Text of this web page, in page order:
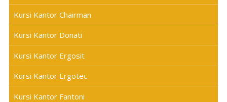
Kursi Kantor Chairman
Kursi Kantor Donati
Kursi Kantor Ergosit
Kursi Kantor Ergotec
Kursi Kantor Fantoni